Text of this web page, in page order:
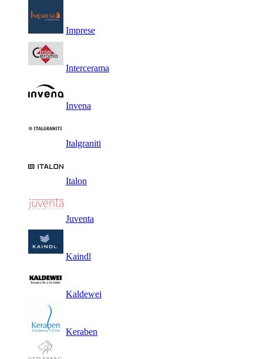
Imprese
Intercerama
Invena
Italgraniti
Italon
Juventa
Kaindl
Kaldewei
Keraben